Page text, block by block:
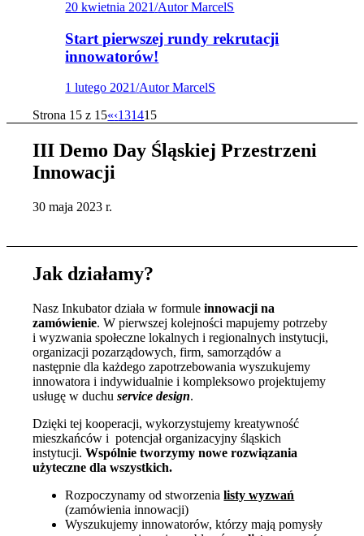
20 kwietnia 2021/Autor MarcelS
Start pierwszej rundy rekrutacji
innowatorów!
1 lutego 2021/Autor MarcelS
Strona 15 z 15«‹131415
III Demo Day Śląskiej Przestrzeni
Innowacji
30 maja 2023 r.
Jak działamy?
Nasz Inkubator działa w formuleinnowacji na
zamówienie. W pierwszej kolejności mapujemy potrzeby
i wyzwania społeczne lokalnych i regionalnych instytucji,
organizacji pozarządowych, firm, samorządów a
następnie dla każdego zapotrzebowania wyszukujemy
innowatora i indywidualnie i kompleksowo projektujemy
usługę w duchuservice design.
Dzięki tej kooperacji, wykorzystujemy kreatywność
mieszkańców i potencjał organizacyjny śląskich
instytucji.Wspólnie tworzymy nowe rozwiązania
użyteczne dla wszystkich.
Rozpoczynamy od stworzenialisty wyzwań
(zamówienia innowacji)
Wyszukujemy innowatorów, którzy mają pomysły